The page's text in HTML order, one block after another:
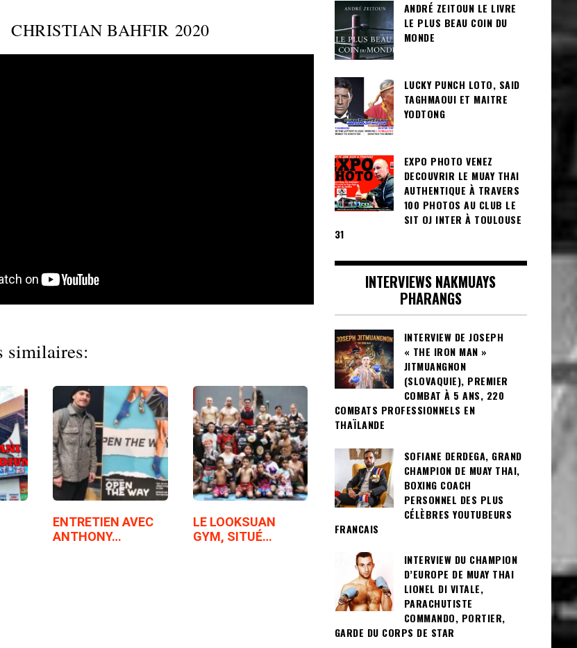
CHRISTIAN BAHFIR 2020
similaires:
ENTRETIEN AVEC
ANTHONY…
LE LOOKSUAN
GYM, SITUÉ…
ANDRÉ ZEITOUN LE LIVRE
LE PLUS BEAU COIN DU
MONDE
LUCKY PUNCH LOTO, SAID
TAGHMAOUI ET MAITRE
YODTONG
EXPO PHOTO VENEZ
DECOUVRIR LE MUAY THAI
AUTHENTIQUE À TRAVERS
100 PHOTOS AU CLUB LE
SIT OJ INTER À TOULOUSE
31
INTERVIEWS NAKMUAYS
PHARANGS
INTERVIEW DE JOSEPH
« THE IRON MAN »
JITMUANGNON
(SLOVAQUIE), PREMIER
COMBAT À 5 ANS, 220
COMBATS PROFESSIONNELS EN
THAÏLANDE
SOFIANE DERDEGA, GRAND
CHAMPION DE MUAY THAI,
BOXING COACH
PERSONNEL DES PLUS
CÉLÈBRES YOUTUBEURS
FRANCAIS
INTERVIEW DU CHAMPION
D’EUROPE DE MUAY THAI
LIONEL DI VITALE,
PARACHUTISTE
COMMANDO, PORTIER,
GARDE DU CORPS DE STAR